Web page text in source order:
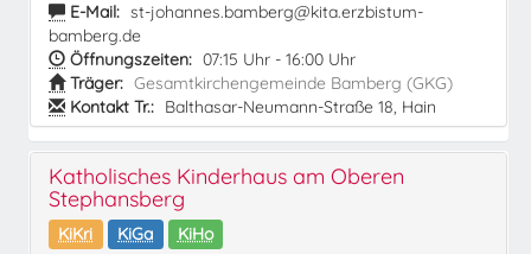
E-Mail: st-johannes.bamberg@kita.erzbistum-
bamberg.de
Öffnungszeiten: 07:15 Uhr - 16:00 Uhr
Träger: Gesamtkirchengemeinde Bamberg (GKG)
Kontakt Tr.: Balthasar-Neumann-Straße 18, Hain
Katholisches Kinderhaus am Oberen
Stephansberg
KiKri KiGa
KiHo